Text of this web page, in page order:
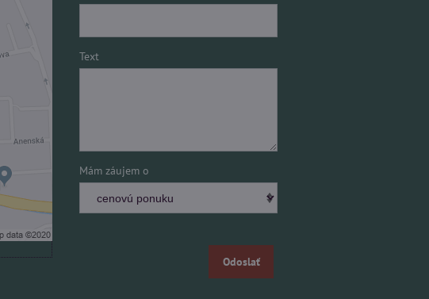
Text
Mám záujem o
Odoslať